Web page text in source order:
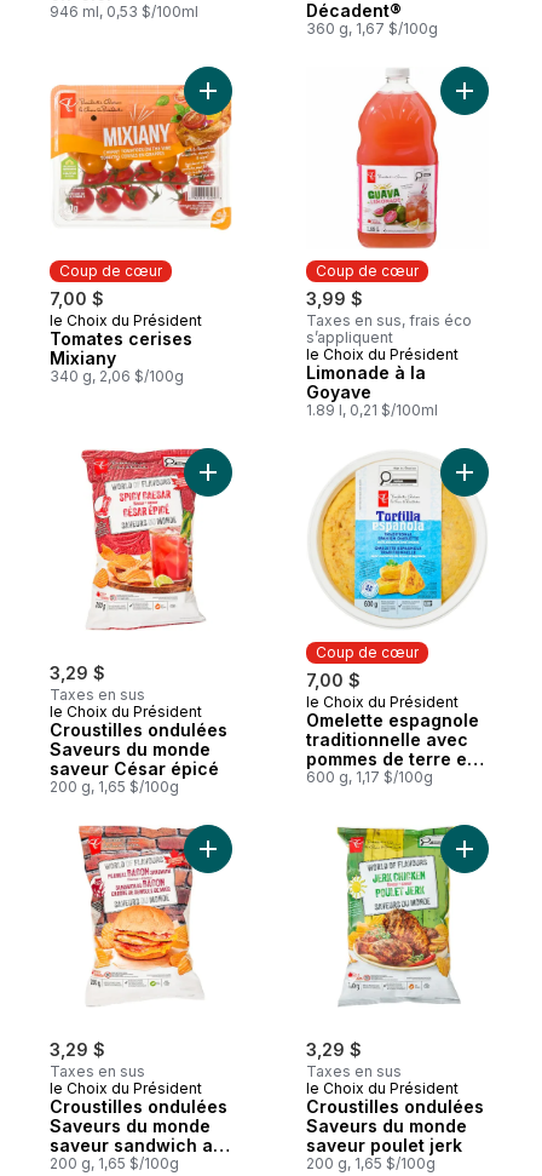
946 ml, 0,53 $/100ml
Décadent®
360 g, 1,67 $/100g
Coup de cœur
7,00 $
Coup de cœur
le Choix du Président
Tomates cerises
Mixiany
340 g, 2,06 $/100g
Ajouter Tomates cerises Mixiany au
Coup de cœur
3,99 $
Taxes en sus, frais éco
s’appliquent
Coup de cœur
le Choix du Président
Limonade à la
Goyave
1.89 l, 0,21 $/100ml
Ajouter
3,29 $
Taxes en sus
le Choix du Président
Croustilles ondulées
Saveurs du monde
saveur César épicé
200 g, 1,65 $/100g
Coup de cœur
7,00 $
Coup de cœur
le Choix du Président
Omelette espagnole
traditionnelle avec
pommes de terre et
oignons
600 g, 1,17 $/100g
Ajouter
3,29 $
Taxes en sus
le Choix du Président
Croustilles ondulées
Saveurs du monde
saveur sandwich au
bacon enrobé de
200 g, 1,65 $/100g
Ajouter Croustilles ondulées Saveurs du
3,29 $
Taxes en sus
le Choix du Président
Croustilles ondulées
Saveurs du monde
saveur poulet jerk
200 g, 1,65 $/100g
Ajouter